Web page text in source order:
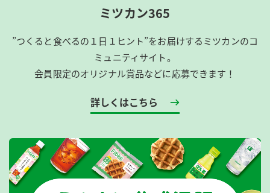
ミツカン365
”つくると食べるの１日１ヒント”をお届けするミツカンのコ
ミュニティサイト。
会員限定のオリジナル賞品などに応募できます！
詳しくはこちら